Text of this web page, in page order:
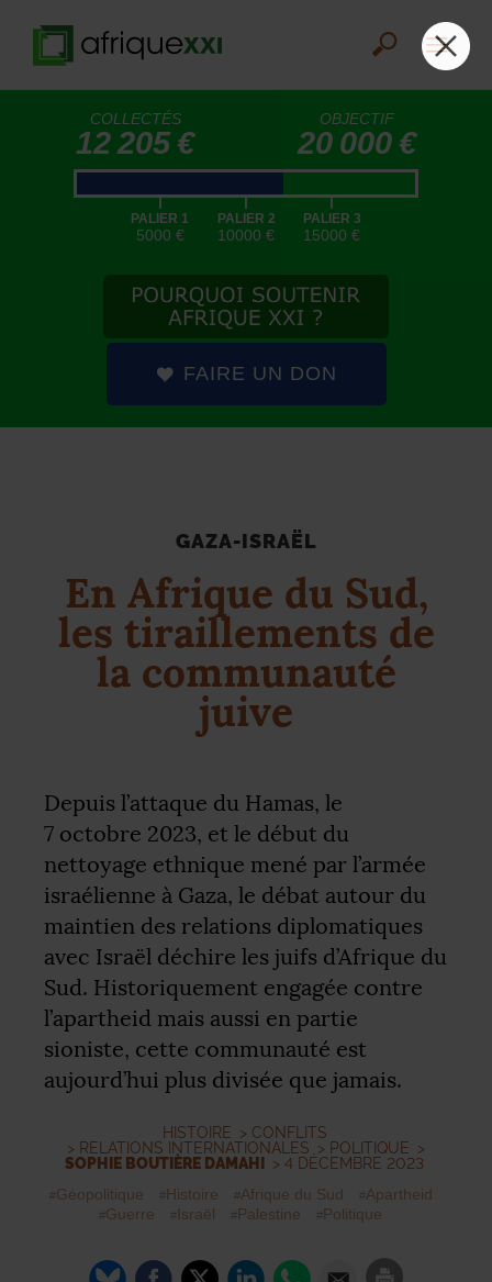
COLLECTÉS
12 205 €
OBJECTIF
20 000 €
|
PALIER 1
5000 €
|
PALIER 2
10000 €
|
PALIER 3
15000 €
FAIRE UN DON
GAZA-ISRAËL
En Afrique du Sud,
les tiraillements de
la communauté
juive
Depuis l’attaque du Hamas, le
7 octobre 2023, et le début du
nettoyage ethnique mené par l’armée
israélienne à Gaza, le débat autour du
maintien des relations diplomatiques
avec Israël déchire les juifs d’Afrique du
Sud. Historiquement engagée contre
l’apartheid mais aussi en partie
sioniste, cette communauté est
aujourd’hui plus divisée que jamais.
HISTOIRE > CONFLITS
> RELATIONS INTERNATIONALES > POLITIQUE >
SOPHIE BOUTIÈRE DAMAHI
> 4 DÉCEMBRE 2023
Géopolitique Histoire Afrique du Sud
Apartheid
Guerre
Israël Palestine Politique